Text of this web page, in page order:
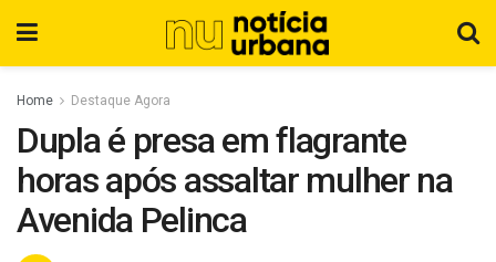
Home Destaque Agora
Dupla é presa em flagrante
horas após assaltar mulher na
Avenida Pelinca